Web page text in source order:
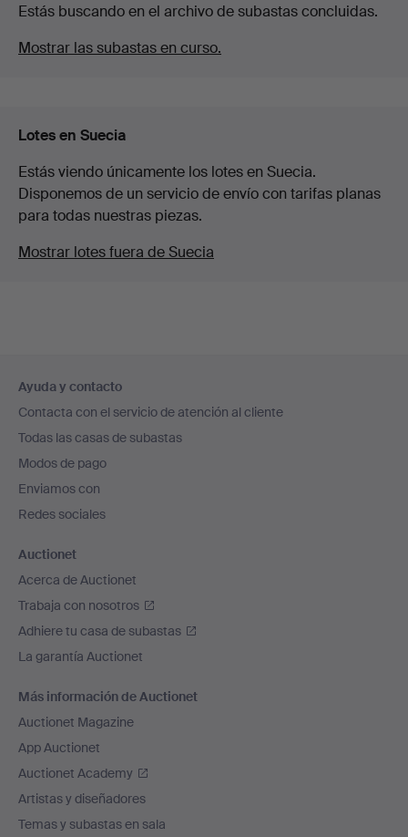
Estás buscando en el archivo de subastas concluidas.
Mostrar las subastas en curso.
Lotes en Suecia
Estás viendo únicamente los lotes en Suecia.
Disponemos de un servicio de envío con tarifas planas
para todas nuestras piezas.
Mostrar lotes fuera de Suecia
en
el
pie
de
página
Ayuda y contacto
Contacta con el servicio de atención al cliente
Todas las casas de subastas
Modos de pago
Enviamos con
Redes sociales
Auctionet
Acerca de Auctionet
Trabaja con nosotros
Adhiere tu casa de subastas
La garantía Auctionet
Más información de Auctionet
Auctionet Magazine
App Auctionet
Auctionet Academy
Artistas y diseñadores
Temas y subastas en sala